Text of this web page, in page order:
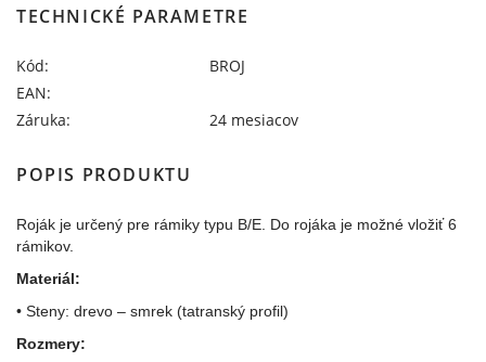
TECHNICKÉ PARAMETRE
Kód:
BROJ
EAN:
Záruka:
24 mesiacov
POPIS PRODUKTU
Roják je určený pre rámiky typu B/E. Do rojáka je možné vložiť 6
rámikov.
Materiál:
• Steny: drevo – smrek (tatranský profil)
Rozmery: